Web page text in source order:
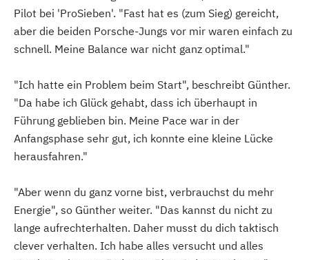
Pilot bei 'ProSieben'. "Fast hat es (zum Sieg) gereicht,
aber die beiden Porsche-Jungs vor mir waren einfach zu
schnell. Meine Balance war nicht ganz optimal."
"Ich hatte ein Problem beim Start", beschreibt Günther.
"Da habe ich Glück gehabt, dass ich überhaupt in
Führung geblieben bin. Meine Pace war in der
Anfangsphase sehr gut, ich konnte eine kleine Lücke
herausfahren."
"Aber wenn du ganz vorne bist, verbrauchst du mehr
Energie", so Günther weiter. "Das kannst du nicht zu
lange aufrechterhalten. Daher musst du dich taktisch
clever verhalten. Ich habe alles versucht und alles